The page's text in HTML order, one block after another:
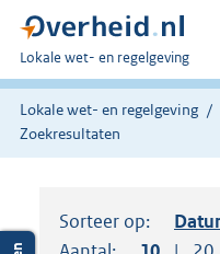
U
bent
hier:
Lokale wet- en regelgeving
Lokale wet- en regelgeving
Zoekresultaten
Sorteer op: